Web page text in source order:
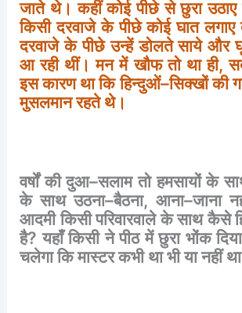
जाते थे। कहीं कोई पीछे से छुरा उठाए
किसी दरवाजे के पीछे कोई घात लगाए
दरवाजे के पीछे उन्हें डोलते साये और
आ रही थीं। मन में खौफ तो था ही,
इसकारण थाकिहिन्दुओं–सिक्खोंकी
मुसलमानरहते थे।
वर्षों की दुआ–सलाम तो हमसायों के
के साथ उठना–बैठना,आना–जाना
आदमी किसी परिवारवाले के साथ कैसे
है?यहाँ किसी ने पीठ में छुरा भोंक दिया
चलेगाकिमास्टरकभी थाभीयानहीं